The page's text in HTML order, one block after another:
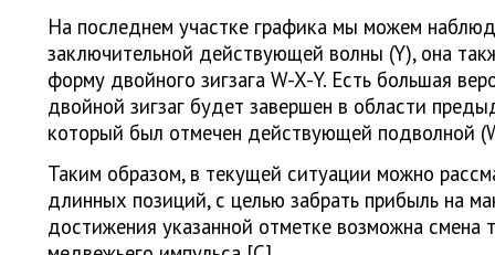
На последнем участке графика мы можем
заключительной действующей волны (Y), она
форму двойного зигзага W-X-Y. Есть большая
двойной зигзаг будет завершен в области
который был отмечен действующей подволной
Таким образом, в текущей ситуации можно
длинных позиций, с целью забрать прибыль на
достижения указанной отметке возможна смена